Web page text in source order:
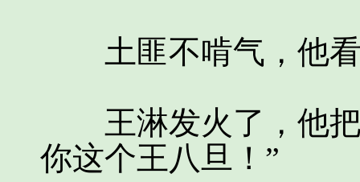
土匪不啃气，他看
王淋发火了，他把
你这个王八旦！”